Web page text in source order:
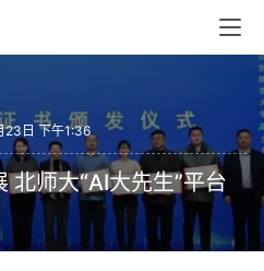
23日 下午1:36
北师大“AI大先生”平台